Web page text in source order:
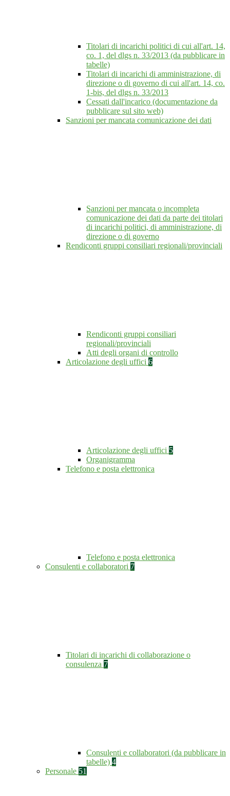
Titolari di incarichi politici di cui all'art. 14,
co. 1, del dlgs n. 33/2013 (da pubblicare in
tabelle)
Titolari di incarichi di amministrazione, di
direzione o di governo di cui all'art. 14, co.
1-bis, del dlgs n. 33/2013
Cessati dall'incarico (documentazione da
pubblicare sul sito web)
Sanzioni per mancata comunicazione dei dati
Sanzioni per mancata o incompleta
comunicazione dei dati da parte dei titolari
di incarichi politici, di amministrazione, di
direzione o di governo
Rendiconti gruppi consiliari regionali/provinciali
Rendiconti gruppi consiliari
regionali/provinciali
Atti degli organi di controllo
Articolazione degli uffici 6
Articolazione degli uffici 5
Organigramma
Telefono e posta elettronica
Telefono e posta elettronica
Consulenti e collaboratori 7
Titolari di incarichi di collaborazione o
consulenza 7
Consulenti e collaboratori (da pubblicare in
tabelle) 4
Personale 51